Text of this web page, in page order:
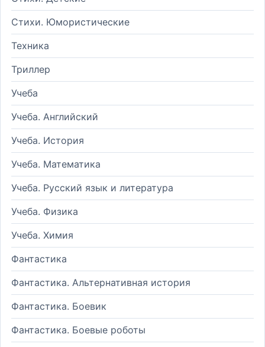
Стихи. Юмористические
Техника
Триллер
Учеба
Учеба. Английский
Учеба. История
Учеба. Математика
Учеба. Русский язык и литература
Учеба. Физика
Учеба. Химия
Фантастика
Фантастика. Альтернативная история
Фантастика. Боевик
Фантастика. Боевые роботы